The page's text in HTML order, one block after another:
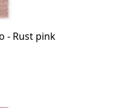
- Rust pink